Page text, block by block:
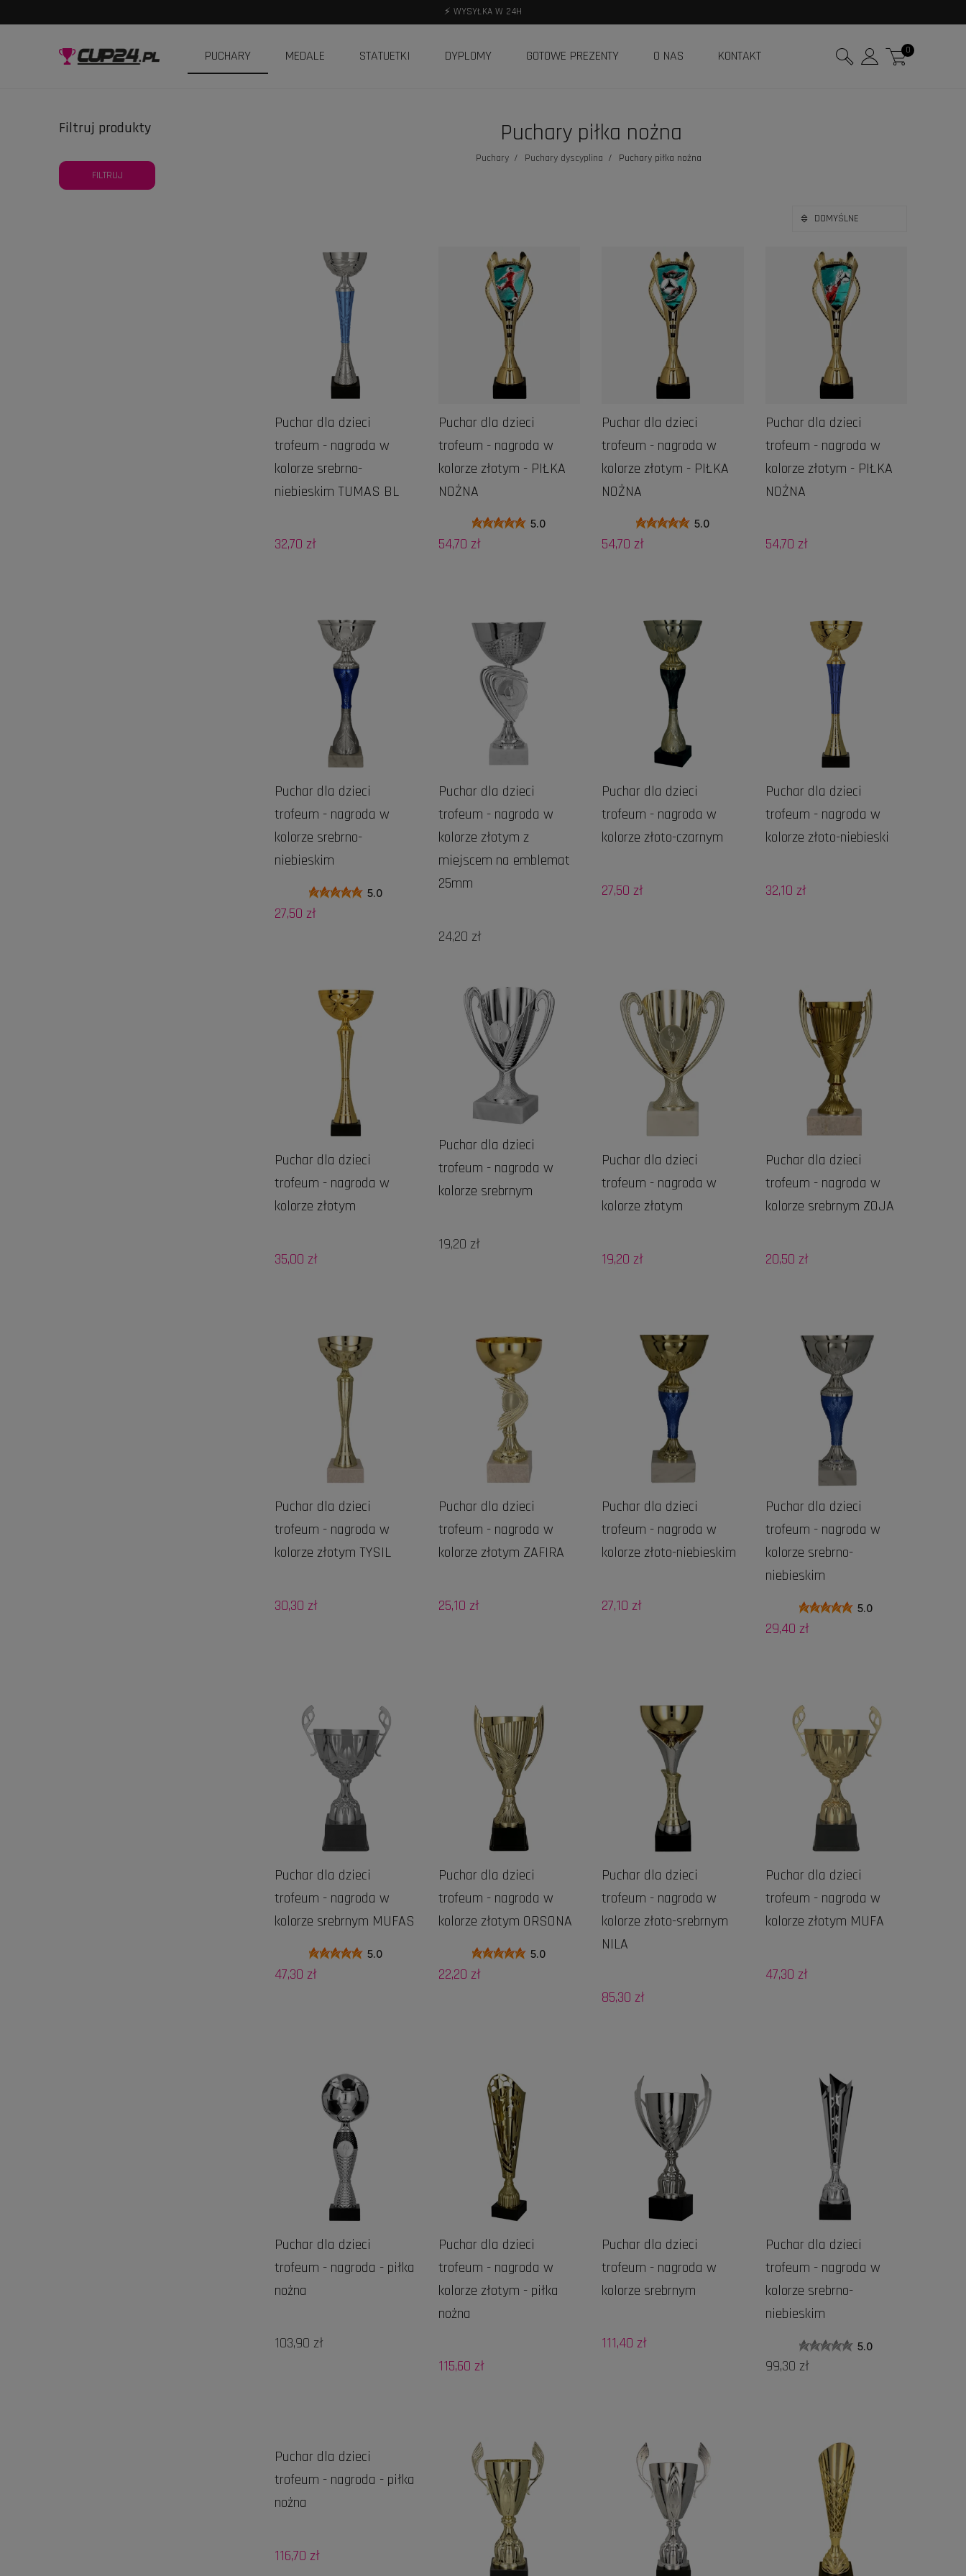
⚡ WYSYŁKA W 24H
0
PUCHARY MEDALE STATUETKI DYPLOMY GOTOWE PREZENTY O NAS KONTAKT
Filtruj produkty
FILTRUJ
Puchary piłka nożna
Puchary Puchary dyscyplina Puchary piłka nożna
Puchar dla dzieci
trofeum - nagroda w
kolorze srebrno-
niebieskim TUMAS BL
32,70 zł
Puchar dla dzieci
trofeum - nagroda w
kolorze złotym - PIŁKA
NOŻNA
5.0
54,70 zł
Puchar dla dzieci
trofeum - nagroda w
kolorze złotym - PIŁKA
NOŻNA
5.0
54,70 zł
Puchar dla dzieci
trofeum - nagroda w
kolorze złotym - PIŁKA
NOŻNA
54,70 zł
Puchar dla dzieci
trofeum - nagroda w
kolorze srebrno-
niebieskim
5.0
27,50 zł
Puchar dla dzieci
trofeum - nagroda w
kolorze złotym z
miejscem na emblemat
25mm
24,20 zł
Puchar dla dzieci
trofeum - nagroda w
kolorze złoto-czarnym
27,50 zł
Puchar dla dzieci
trofeum - nagroda w
kolorze złoto-niebieski
32,10 zł
Puchar dla dzieci
trofeum - nagroda w
kolorze złotym
35,00 zł
Puchar dla dzieci
trofeum - nagroda w
kolorze srebrnym
19,20 zł
Puchar dla dzieci
trofeum - nagroda w
kolorze złotym
19,20 zł
Puchar dla dzieci
trofeum - nagroda w
kolorze srebrnym ZOJA
20,50 zł
Puchar dla dzieci
trofeum - nagroda w
kolorze złotym TYSIL
30,30 zł
Puchar dla dzieci
trofeum - nagroda w
kolorze złotym ZAFIRA
25,10 zł
Puchar dla dzieci
trofeum - nagroda w
kolorze złoto-niebieskim
27,10 zł
Puchar dla dzieci
trofeum - nagroda w
kolorze srebrno-
niebieskim
5.0
29,40 zł
Puchar dla dzieci
trofeum - nagroda w
kolorze srebrnym MUFAS
5.0
47,30 zł
Puchar dla dzieci
trofeum - nagroda w
kolorze złotym ORSONA
5.0
22,20 zł
Puchar dla dzieci
trofeum - nagroda w
kolorze złoto-srebrnym
NILA
85,30 zł
Puchar dla dzieci
trofeum - nagroda w
kolorze złotym MUFA
47,30 zł
Puchar dla dzieci
trofeum - nagroda - piłka
nożna
103,90 zł
Puchar dla dzieci
trofeum - nagroda w
kolorze złotym - piłka
nożna
115,60 zł
Puchar dla dzieci
trofeum - nagroda w
kolorze srebrnym
111,40 zł
Puchar dla dzieci
trofeum - nagroda w
kolorze srebrno-
niebieskim
5.0
99,30 zł
Puchar dla dzieci
trofeum - nagroda - piłka
nożna
116,70 zł